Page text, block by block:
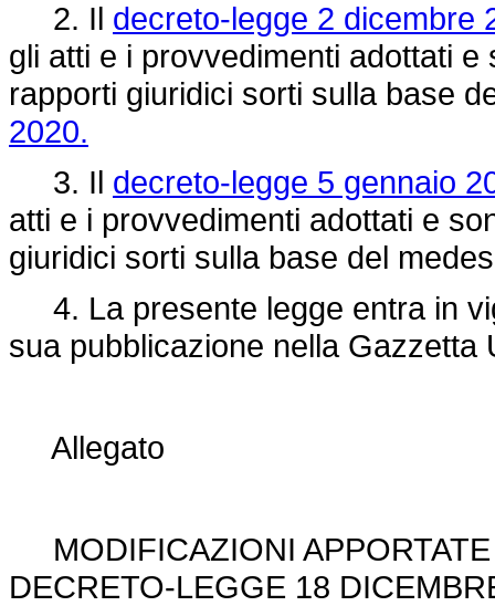
2. Il decreto-legge 2 dicembre
gli atti e i provvedimenti adottati
rapporti giuridici sorti sulla base
2020.
3. Il decreto-legge 5 gennaio
atti e i provvedimenti adottati e
giuridici sorti sulla base del
4. La presente legge entra in
sua pubblicazione nella Gazzetta
Allegato
MODIFICAZIONI
DECRETO-LEGGE 18